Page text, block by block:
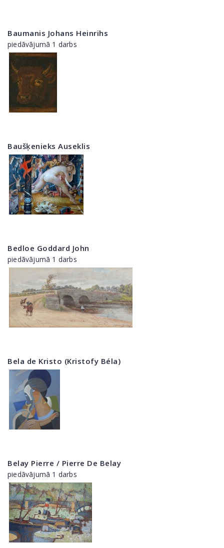
Baumanis Johans Heinrihs
piedāvājumā 1 darbs
Baušķenieks Auseklis
Bedloe Goddard John
piedāvājumā 1 darbs
Bela de Kristo (Kristofy Béla)
Belay Pierre / Pierre De Belay
piedāvājumā 1 darbs